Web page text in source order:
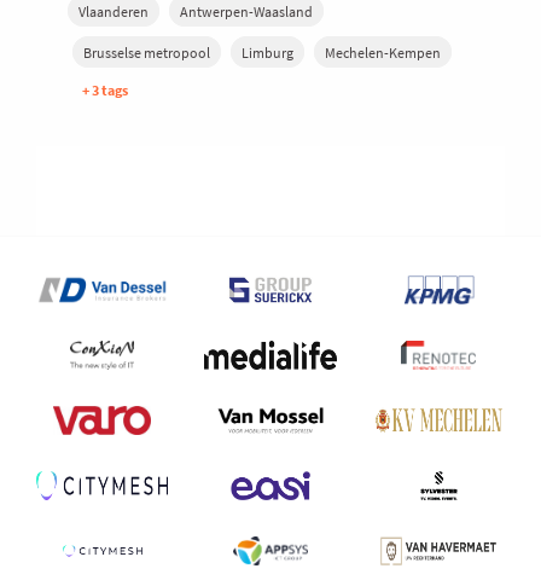
Vlaanderen Antwerpen-Waasland
Brusselse metropool Limburg Mechelen-Kempen
+ 3 tags